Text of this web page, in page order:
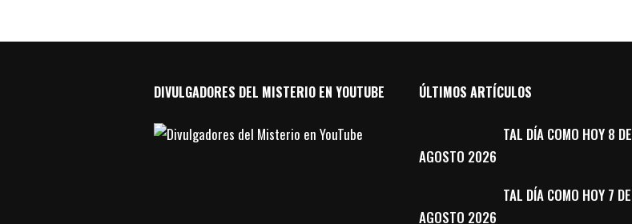
DIVULGADORES DEL MISTERIO EN YOUTUBE ÚLTIMOS ARTÍCULOS
TAL DÍA COMO HOY 8 DE
AGOSTO 2026
TAL DÍA COMO HOY 7 DE
AGOSTO 2026